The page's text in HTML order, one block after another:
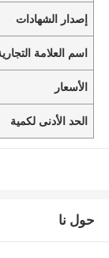
إصدار الشهادات
اسم العلامة
الأسعار
الحد الأدنى لكمية
حول نا